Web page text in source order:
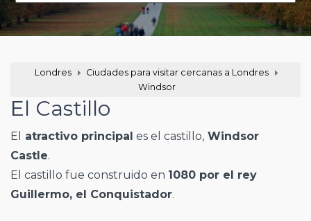
Londres
Ciudades para visitar cercanas a Londres
Windsor
El Castillo
El atractivo principal es el castillo, Windsor
Castle.
El castillo fue construido en 1080 por el rey
Guillermo, el Conquistador.